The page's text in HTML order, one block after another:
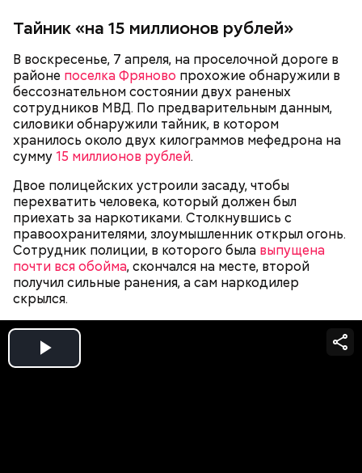
Тайник «на 15 миллионов рублей»
В воскресенье, 7 апреля, на проселочной дороге в
районе поселка Фряново прохожие обнаружили в
бессознательном состоянии двух раненых
сотрудников МВД. По предварительным данным,
силовики обнаружили тайник, в котором
хранилось около двух килограммов мефедрона на
сумму 15 миллионов рублей.
Двое полицейских устроили засаду, чтобы
перехватить человека, который должен был
приехать за наркотиками. Столкнувшись с
правоохранителями, злоумышленник открыл огонь.
Сотрудник полиции, в которого была выпущена
почти вся обойма, скончался на месте, второй
получил сильные ранения, а сам наркодилер
скрылся.
Play
В ходе расследования выяснилось, что
подозреваемые организовали целую схему по
торговле младенцами. По версии
После рождения малышей Патока забирала их и с
помощью подложных документов регистрировала
их в ЗАГС либо на себя, либо на Логинову. Это
делалось ради льгот и пособий. Всего в период с
2015 по 2022 год фигурантки «купили» таким
образом 14 детей. Также они пытались забрать еще
одного ребенка, но матери пришлось отказаться
от этой затеи по неким независящим от нее
обстоятельствам. Результаты ДНК-тестов
подтвердили, что большинство малышей не были
родными детьми Логиновой и Патоки.
тяжкого вреда здоровью пасынка женщине уже
могло грозить до 10 лет лишения свободы.